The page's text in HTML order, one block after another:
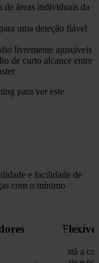
de áreas individuais da
uma deteção fiável
livremente ajustáveis
de curto alcance entre
para ver este
e facilidade de
com o mínimo
Flexível
Está a